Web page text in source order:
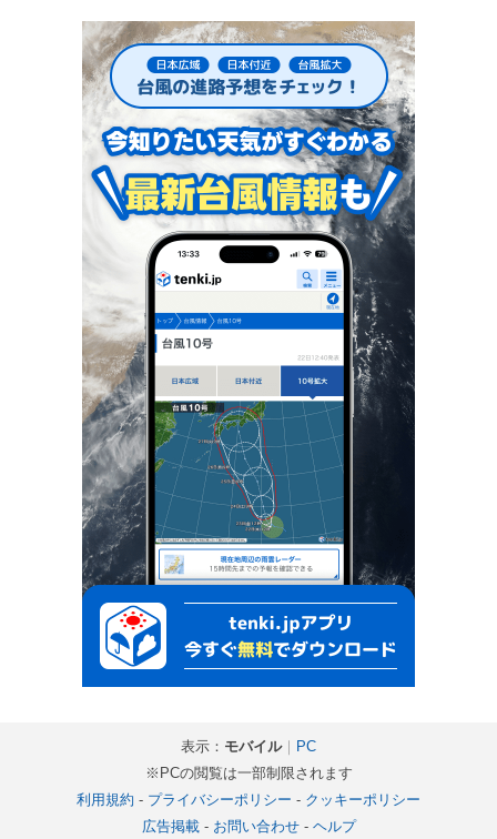
表示： モバイル｜ PC
※PCの閲覧は一部制限されます
利用規約 - プライバシーポリシー - クッキーポリシー
広告掲載- お問い合わせ- ヘルプ